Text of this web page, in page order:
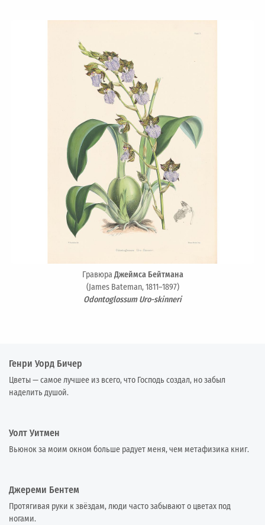
ГравюраДжеймса Бейтмана
(James Bateman, 1811–1897)
Odontoglossum Uro-skinneri
Генри Уорд Бичер
Цветы — самое лучшее из всего, что Господь создал, но забыл
наделить душой.
Уолт Уитмен
Вьюнок за моим окном больше радует меня, чем метафизика книг.
Джереми Бентем
Протягивая руки к звёздам, люди часто забывают о цветах под
ногами.